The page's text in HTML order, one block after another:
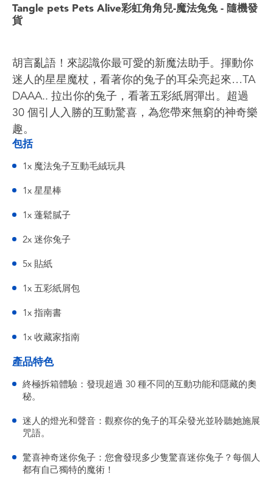
角色收藏
生活雜貨
Tangle pets Pets Alive彩虹角角兒-魔法兔兔 - 隨機發
貨
胡言亂語！來認識你最可愛的新魔法助手。揮動你
迷人的星星魔杖，看著你的兔子的耳朵亮起來…TA
DAAA.. 拉出你的兔子，看著五彩紙屑彈出。超過
30 個引人入勝的互動驚喜，為您帶來無窮的神奇樂
趣。
包括
1x 魔法兔子互動毛絨玩具
1x 星星棒
1x 蓬鬆膩子
2x 迷你兔子
5x 貼紙
1x 五彩紙屑包
1x 指南書
1x 收藏家指南
產品特色
終極拆箱體驗：發現超過 30 種不同的互動功能和隱藏的奧
秘。
迷人的燈光和聲音：觀察你的兔子的耳朵發光並聆聽她施展
咒語。
驚喜神奇迷你兔子：您會發現多少隻驚喜迷你兔子？每個人
都有自己獨特的魔術！